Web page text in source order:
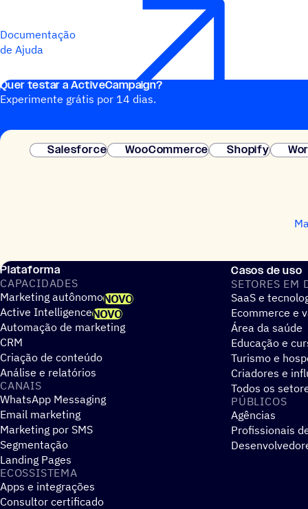
Documentação
de Ajuda
Quer testar a ActiveCampaign?
Experimente grátis por 14 dias.
Salesforce WooCommerce Shopify
Plataforma
CAPACIDADES
Marketing autônomoNOVO
Active IntelligenceNOVO
Automação de marketing
CRM
Criação de conteúdo
Análise e relatórios
CANAIS
WhatsApp Messaging
Email marketing
Marketing por SMS
Segmentação
Landing Pages
ECOSSISTEMA
Apps e integrações
Consultor certificado
Casos de uso
SETORES EM
SaaS e
Ecommerce e
Área da saúde
Educação e
Turismo e
Criadores e
Todos os
PÚBLICOS
Agências
Profissionais